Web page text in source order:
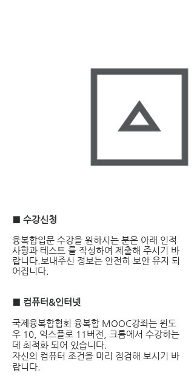
■ 수강신청
융복합입문 수강을 원하시는 분은 아래 인적
사항과 테스트 를 작성하여 제출해 주시기 바
랍니다.보내주신 정보는 안전히 보안 유지 되
어집니다.
■ 컴퓨터&인터넷
국제융복합협회 융복합 MOOC강좌는 윈도
우 10, 익스플로 11버전, 크롬에서 수강하는
데 최적화 되어 있습니다.
​자신의 컴퓨터 조건을 미리 점검해 보시기 바
랍니다.